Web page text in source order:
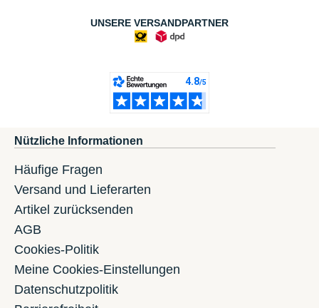
UNSERE VERSANDPARTNER
Nützliche Informationen
Häufige Fragen
Versand und Lieferarten
Artikel zurücksenden
AGB
Cookies-Politik
Meine Cookies-Einstellungen
Datenschutzpolitik